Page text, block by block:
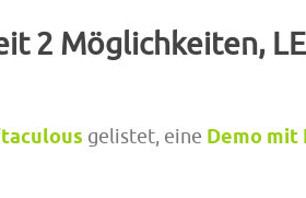
2 Möglichkeiten,
gelistet, eine Demo mit